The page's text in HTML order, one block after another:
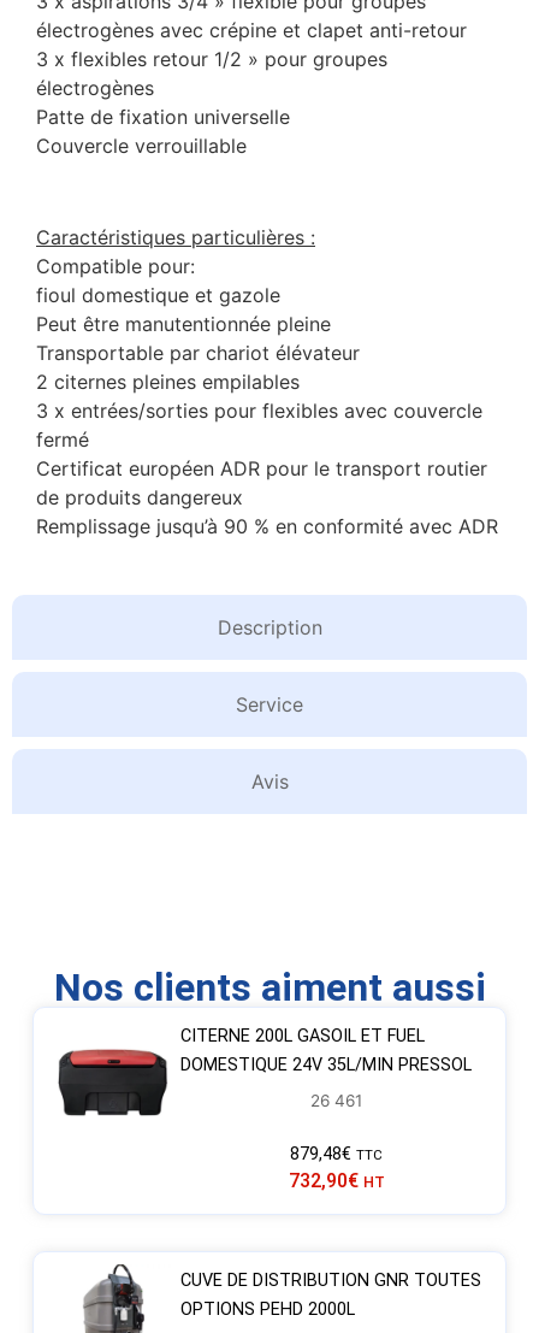
Description
Service
Avis
électrogènes avec crépine et clapet anti-retour
3 x flexibles retour 1/2 » pour groupes
électrogènes
Patte de fixation universelle
Couvercle verrouillable
Caractéristiques particulières :
Compatible pour:
fioul domestique et gazole
Peut être manutentionnée pleine
Transportable par chariot élévateur
2 citernes pleines empilables
3 x entrées/sorties pour flexibles avec couvercle
fermé
Certificat européen ADR pour le transport routier
de produits dangereux
Remplissage jusqu’à 90 % en conformité avec ADR
Nos clients aiment aussi
CITERNE 200L GASOIL ET FUEL
DOMESTIQUE 24V 35L/MIN PRESSOL
26 461
879,48€ TTC
732,90€ HT
CUVE DE DISTRIBUTION GNR TOUTES
OPTIONS PEHD 2000L